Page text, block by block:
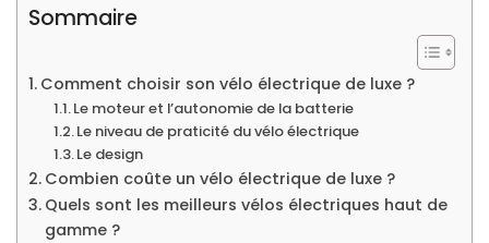
Sommaire
Comment choisir son vélo électrique de luxe ?
Le moteur et l’autonomie de la batterie
Le niveau de praticité du vélo électrique
Le design
Combien coûte un vélo électrique de luxe ?
Quels sont les meilleurs vélos électriques haut de
gamme ?